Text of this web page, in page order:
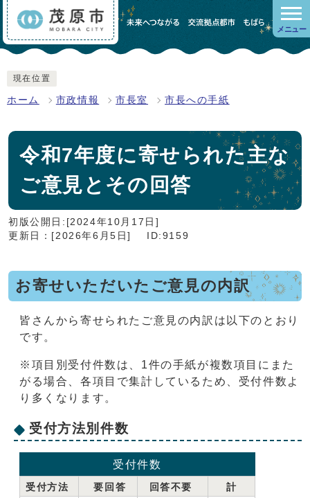
メニュー
現在位置
ホーム 市政情報 市長室 市長への手紙
令和7年度に寄せられた主な
ご意見とその回答
初版公開日:[2024年10月17日]
更新日：[2026年6月5日]
ID:9159
お寄せいただいたご意見の内訳
皆さんから寄せられたご意見の内訳は以下のとおり
です。
※項目別受付件数は、1件の手紙が複数項目にまた
がる場合、各項目で集計しているため、受付件数よ
り多くなります。
受付方法別件数
受付件数
受付方法 要回答 回答不要
計